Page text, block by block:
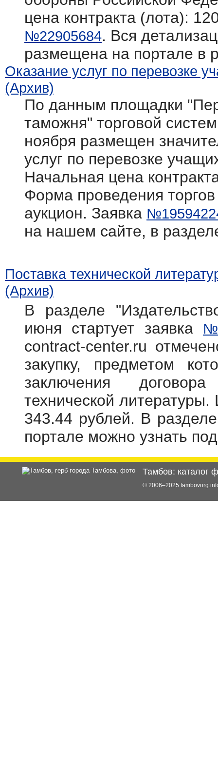
цена контракта (лота):
№22905684. Вся
размещена на портале в
Оказание услуг по перевозке
(Архив)
По данным площадки
таможня" торговой
ноября размещен
услуг по перевозке
Начальная цена
Форма проведения
аукцион. Заявка
на нашем сайте, в
Поставка технической
(Архив)
В разделе
июня стартует заявка
contract-center.ru
закупку, предметом
заключения
технической
343.44 рублей. В
портале можно узнать
Тамбов: каталог
© 2006–2025